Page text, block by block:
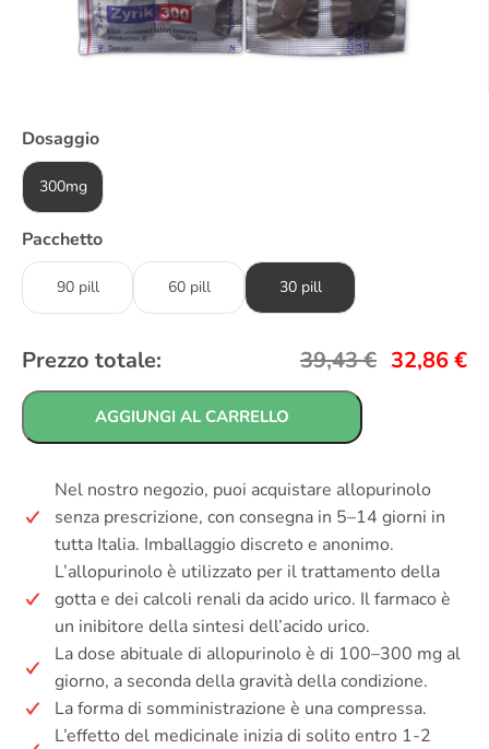
Dosaggio
300mg
Pacchetto
90 pill 60 pill 30 pill
Prezzo totale: 39,43€ 32,86€
AGGIUNGI AL CARRELLO
Nel nostro negozio, puoi acquistare allopurinolo
senza prescrizione, con consegna in 5–14 giorni in
tutta Italia. Imballaggio discreto e anonimo.
L’allopurinolo è utilizzato per il trattamento della
gotta e dei calcoli renali da acido urico. Il farmaco è
un inibitore della sintesi dell’acido urico.
La dose abituale di allopurinolo è di 100–300 mg al
giorno, a seconda della gravità della condizione.
La forma di somministrazione è una compressa.
L’effetto del medicinale inizia di solito entro 1-2